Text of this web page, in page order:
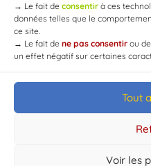
→ Le fait de consentir à ces
données telles que le
ce site.
→ Le fait de ne pas consentir ou
un effet négatif sur certaines
Tout
Voir les
© Mairie de Chaource
Developed